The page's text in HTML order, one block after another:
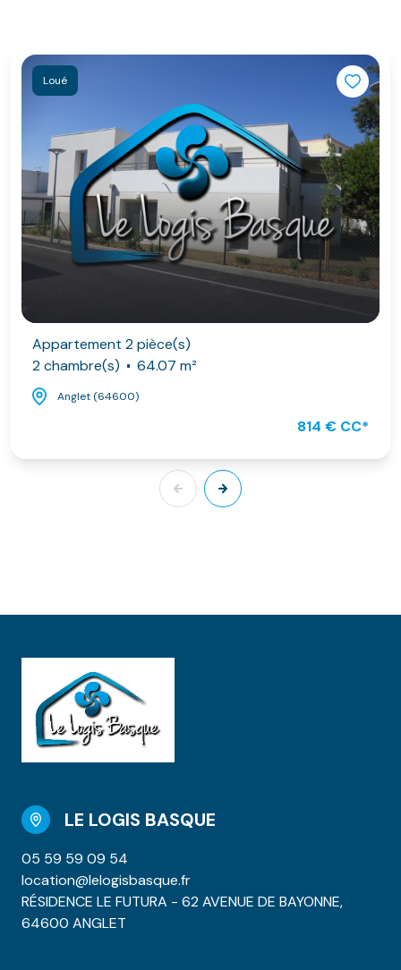
Loué
Appartement 2 pièce(s)
2 chambre(s)
64.07 m²
Anglet (64600)
814 € CC*
LE LOGIS BASQUE
05 59 59 09 54
location@lelogisbasque.fr
RÉSIDENCE LE FUTURA - 62 AVENUE DE BAYONNE,
64600 ANGLET